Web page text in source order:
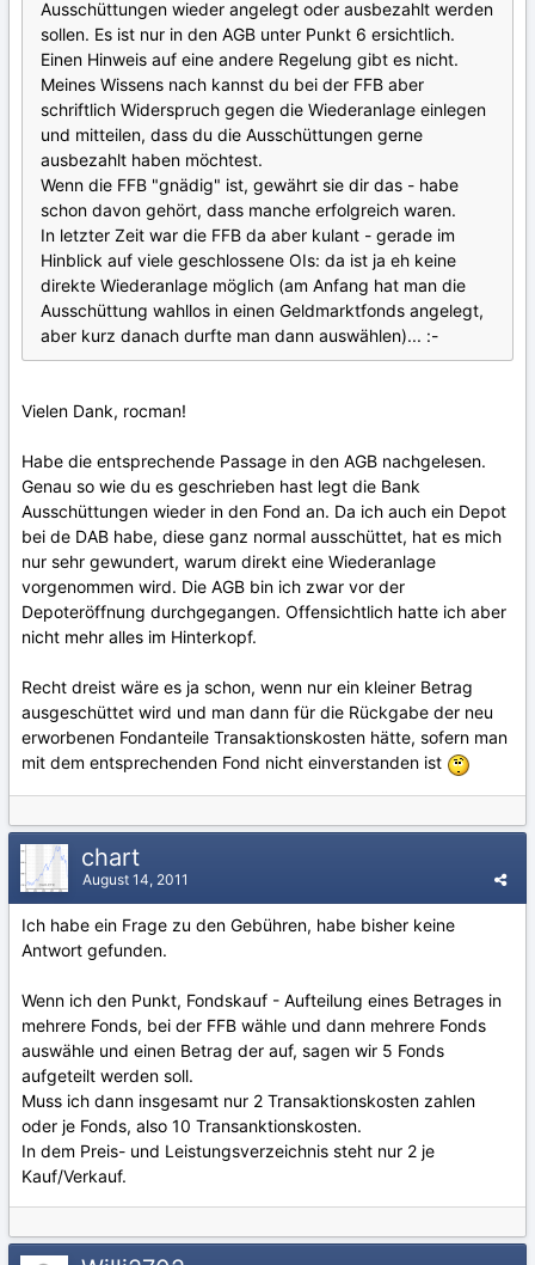
Ausschüttungen wieder angelegt oder ausbezahlt werden
sollen. Es ist nur in den AGB unter Punkt 6 ersichtlich.
Einen Hinweis auf eine andere Regelung gibt es nicht.
Meines Wissens nach kannst du bei der FFB aber
schriftlich Widerspruch gegen die Wiederanlage einlegen
und mitteilen, dass du die Ausschüttungen gerne
ausbezahlt haben möchtest.
Wenn die FFB "gnädig" ist, gewährt sie dir das - habe
schon davon gehört, dass manche erfolgreich waren.
In letzter Zeit war die FFB da aber kulant - gerade im
Hinblick auf viele geschlossene OIs: da ist ja eh keine
direkte Wiederanlage möglich (am Anfang hat man die
Ausschüttung wahllos in einen Geldmarktfonds angelegt,
aber kurz danach durfte man dann auswählen)... :-
Vielen Dank, rocman!
Habe die entsprechende Passage in den AGB nachgelesen.
Genau so wie du es geschrieben hast legt die Bank
Ausschüttungen wieder in den Fond an. Da ich auch ein Depot
bei de DAB habe, diese ganz normal ausschüttet, hat es mich
nur sehr gewundert, warum direkt eine Wiederanlage
vorgenommen wird. Die AGB bin ich zwar vor der
Depoteröffnung durchgegangen. Offensichtlich hatte ich aber
nicht mehr alles im Hinterkopf.
Recht dreist wäre es ja schon, wenn nur ein kleiner Betrag
ausgeschüttet wird und man dann für die Rückgabe der neu
erworbenen Fondanteile Transaktionskosten hätte, sofern man
mit dem entsprechenden Fond nicht einverstanden ist
chart
August 14, 2011
Ich habe ein Frage zu den Gebühren, habe bisher keine
Antwort gefunden.
Wenn ich den Punkt, Fondskauf - Aufteilung eines Betrages in
mehrere Fonds, bei der FFB wähle und dann mehrere Fonds
auswähle und einen Betrag der auf, sagen wir 5 Fonds
aufgeteilt werden soll.
Muss ich dann insgesamt nur 2 Transaktionskosten zahlen
oder je Fonds, also 10 Transanktionskosten.
In dem Preis- und Leistungsverzeichnis steht nur 2 je
Kauf/Verkauf.